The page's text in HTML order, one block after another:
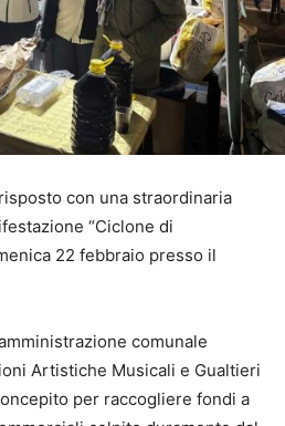
con una straordinaria
“Ciclone di
22 febbraio presso il
comunale
Artistiche Musicali e Gualtieri
per raccogliere fondi a